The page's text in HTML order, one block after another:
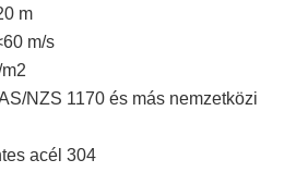
m
m/s
NZS 1170 és más nemzetközi
acél 304